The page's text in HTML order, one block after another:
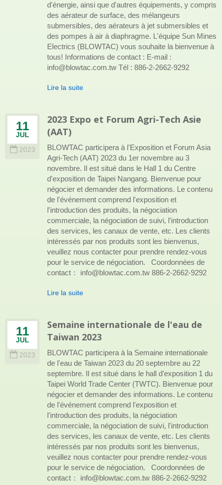
d'énergie, ainsi que d'autres équipements, y compris
des aérateur de surface, des mélangeurs
submersibles, des aérateurs à jet submersibles et
des pompes à air à diaphragme. L'équipe Sun Mines
Electrics (BLOWTAC) vous souhaite la bienvenue à
tous! Informations de contact : E-mail :
info@blowtac.com.tw Tél : 886-2-2662-9292
Lire la suite
11
JUL
2023
2023 Expo et Forum Agri-Tech Asie
(AAT)
BLOWTAC participera à l'Exposition et Forum Asia
Agri-Tech (AAT) 2023 du 1er novembre au 3
novembre. Il est situé dans le Hall 1 du Centre
d'exposition de Taipei Nangang. Bienvenue pour
négocier et demander des informations. Le contenu
de l'événement comprend l'exposition et
l'introduction des produits, la négociation
commerciale, la négociation de suivi, l'introduction
des services, les canaux de vente, etc. Les clients
intéressés par nos produits sont les bienvenus,
veuillez nous contacter pour prendre rendez-vous
pour le service de négociation. Coordonnées de
contact： info@blowtac.com.tw 886-2-2662-9292
Lire la suite
11
JUL
2023
Semaine internationale de l'eau de
Taiwan 2023
BLOWTAC participera à la Semaine internationale
de l'eau de Taiwan 2023 du 20 septembre au 22
septembre. Il est situé dans le hall d'exposition 1 du
Taipei World Trade Center (TWTC). Bienvenue pour
négocier et demander des informations. Le contenu
de l'événement comprend l'exposition et
l'introduction des produits, la négociation
commerciale, la négociation de suivi, l'introduction
des services, les canaux de vente, etc. Les clients
intéressés par nos produits sont les bienvenus,
veuillez nous contacter pour prendre rendez-vous
pour le service de négociation. Coordonnées de
contact： info@blowtac.com.tw 886-2-2662-9292